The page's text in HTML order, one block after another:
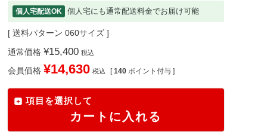
個人宅配送OK 個人宅にも通常配送料金でお届け可能
送料パターン 060サイズ
通常価格 ¥15,400 税込
会員価格 ¥14,630 税込 [ 140 ポイント付与 ]
項目を選択して
カートに入れる